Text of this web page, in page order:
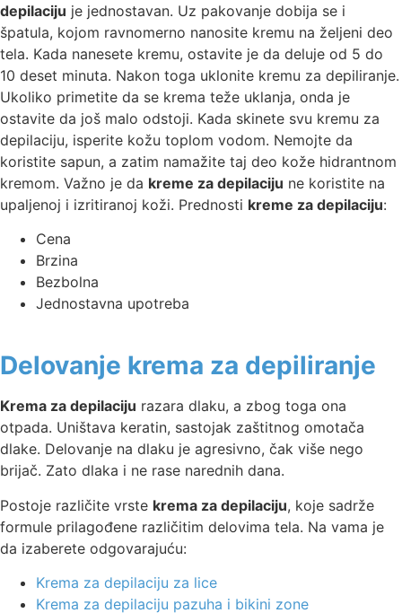
depilaciju je jednostavan. Uz pakovanje dobija se i
špatula, kojom ravnomerno nanosite kremu na željeni deo
tela. Kada nanesete kremu, ostavite je da deluje od 5 do
10 deset minuta. Nakon toga uklonite kremu za depiliranje.
Ukoliko primetite da se krema teže uklanja, onda je
ostavite da još malo odstoji. Kada skinete svu kremu za
depilaciju, isperite kožu toplom vodom. Nemojte da
koristite sapun, a zatim namažite taj deo kože hidrantnom
kremom. Važno je da kreme za depilaciju ne koristite na
upaljenoj i izritiranoj koži. Prednosti kreme za depilaciju:
Cena
Brzina
Bezbolna
Jednostavna upotreba
Delovanje krema za depiliranje
Krema za depilaciju razara dlaku, a zbog toga ona
otpada. Uništava keratin, sastojak zaštitnog omotača
dlake. Delovanje na dlaku je agresivno, čak više nego
brijač. Zato dlaka i ne rase narednih dana.
Postoje različite vrste krema za depilaciju, koje sadrže
formule prilagođene različitim delovima tela. Na vama je
da izaberete odgovarajuću:
Krema za depilaciju za lice
Krema za depilaciju pazuha i bikini zone